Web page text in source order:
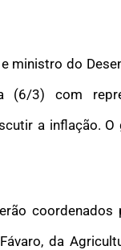
ministro do
(6/3) com
a inflação. O
da